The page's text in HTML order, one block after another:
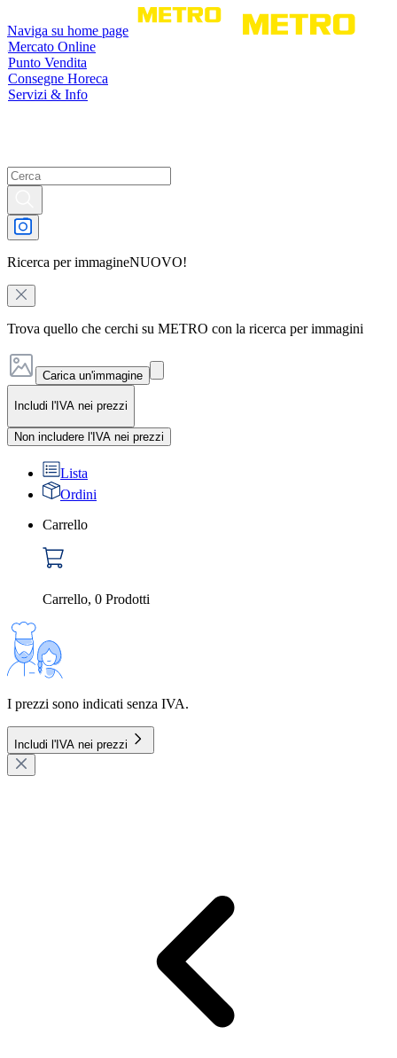
Naviga su home page
Mercato Online
Punto Vendita
Consegne Horeca
Servizi & Info
Ricerca per immagineNUOVO!
Trova quello che cerchi su METRO con la ricerca per immagini
Carica un'immagine
Includi l'IVA nei prezzi
Non includere l'IVA nei prezzi
Lista
Ordini
Carrello
Carrello, 0 Prodotti
I prezzi sono indicati senza IVA.
Includi l'IVA nei prezzi